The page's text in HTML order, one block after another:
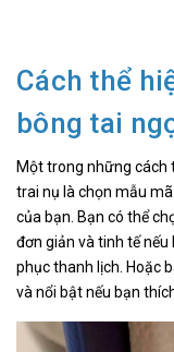
Cách thể
bông tai
Một trong những cách
trai nụ là chọn mẫu
của bạn. Bạn có thể
đơn giản và tinh tế
phục thanh lịch. Hoặc
và nổi bật nếu bạn